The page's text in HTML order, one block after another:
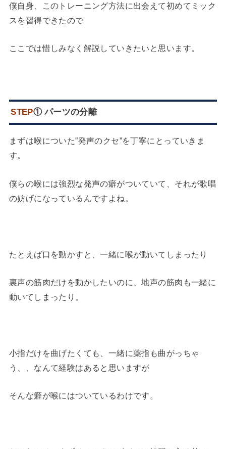
僕自身、このトレーニング方法に出会えて初めてミック
スを習得できたので
ここでは惜しみなく解説していきたいと思います。
STEP① パーツの分離
まずは喉についた”発声のクセ”を丁寧にとっていきま
す。
僕らの喉には強烈な発声の癖がついていて、それが歌唱
の妨げになっているんですよね。
たとえば口を動かすと、一緒に喉が動いてしまったり
裏声の筋肉だけを動かしたいのに、地声の筋肉も一緒に
動いてしまったり。
小指だけを曲げたくても、一緒に薬指も曲がっちゃ
う、、なんて経験はあると思いますが
そんな癖が喉にはついているわけです。